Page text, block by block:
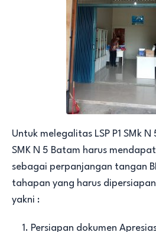
Untuk melegalitas LSP P1 SMk
SMK N 5 Batam harus
sebagai perpanjangan tangan
tahapan yang harus
yakni :
Persiapan dokumen